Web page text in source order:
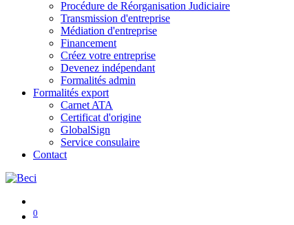
Procédure de Réorganisation Judiciaire
Transmission d'entreprise
Médiation d'entreprise
Financement
Créez votre entreprise
Devenez indépendant
Formalités admin
Formalités export
Carnet ATA
Certificat d'origine
GlobalSign
Service consulaire
Contact
0